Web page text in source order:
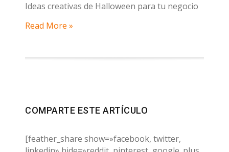
Ideas creativas de Halloween para tu negocio
Read More »
COMPARTE ESTE ARTÍCULO
[feather_share show=»facebook, twitter,